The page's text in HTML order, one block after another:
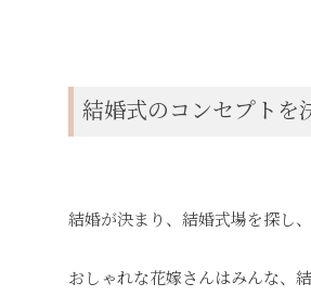
結婚式のコンセプトを
結婚が決まり、結婚式場を探し
おしゃれな花嫁さんはみんな、